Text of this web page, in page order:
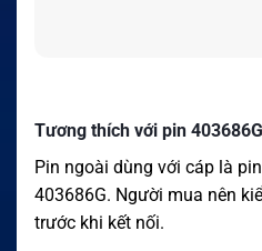
Tương thích với pin 403686G
Pin ngoài dùng với cáp là
403686G. Người mua nên
trước khi kết nối.